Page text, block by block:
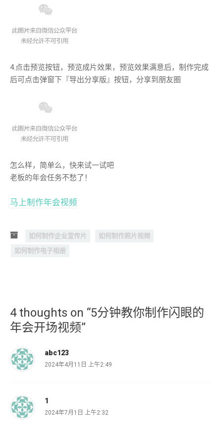
4.点击预览按钮，预览成片效果，预览效果满意后，制作完成
后可点击弹窗下『导出分享版』按钮，分享到朋友圈
怎么样，简单么，快来试一试吧
老板的年会任务不愁了！
马上制作年会视频
如何制作企业宣传片
如何制作照片视频
如何制作电子相册
4 thoughts on “5分钟教你制作闪眼的
年会开场视频”
abc123
2024年4月11日 上午2:49
1
2024年7月1日 上午2:32